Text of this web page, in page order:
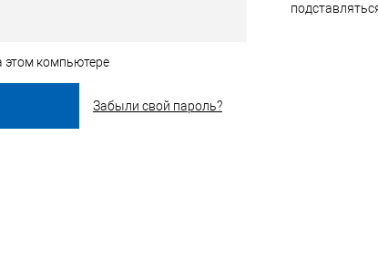
этом компьютере
Забыли свой пароль?